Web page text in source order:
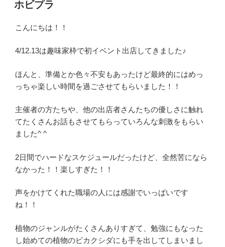
日:
ホビプラ
こんにちは！！
4/12.13は趣味家枠で初イベント出店してきました♪
ほんと、準備とか色々不安もあったけど最終的にはめっ
っちゃ楽しい時間を過ごさせてもらいました！！
主催者の方たちや、他の出店者さんたちの優しさに触れ
てたくさんお話もさせてもらっていろんな刺激をもらい
ました^ ^
2日間でハードなスケジュールだったけど、全然苦になら
なかった！！楽しすぎた！！
声をかけてくれた職場の人には感謝でいっぱいです
ね！！
植物のジャンルがたくさんありすぎて、勉強にもなった
し始めての植物のビカクシダにも手を出してしまいまし